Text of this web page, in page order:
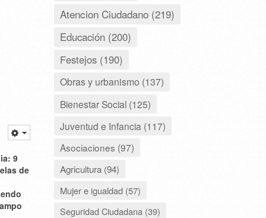
9
de
Atencion Ciudadano (219)
Educación (200)
Festejos (190)
Obras y urbanismo (137)
Bienestar Social (125)
Juventud e Infancia (117)
Asociaciones (97)
Agricultura (94)
Mujer e igualdad (57)
Seguridad Ciudadana (39)